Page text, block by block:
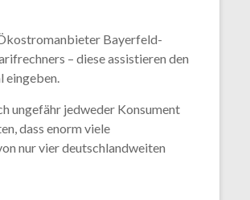
Bayerfeld-
– diese assistieren den
eingeben.
ungefähr jedweder Konsument
dass enorm viele
nur vier deutschlandweiten